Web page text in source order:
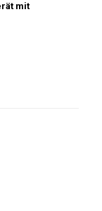
mit